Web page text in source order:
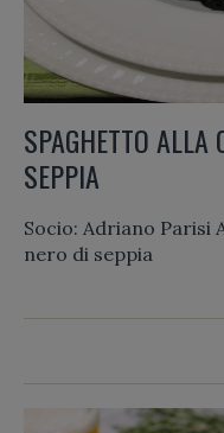
SPAGHETTO
SEPPIA
Socio: Adriano Parisi
nero di seppia